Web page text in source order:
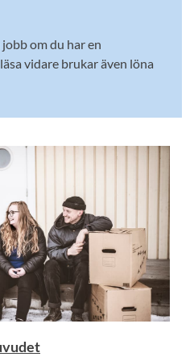
om du har en
vidare brukar även löna